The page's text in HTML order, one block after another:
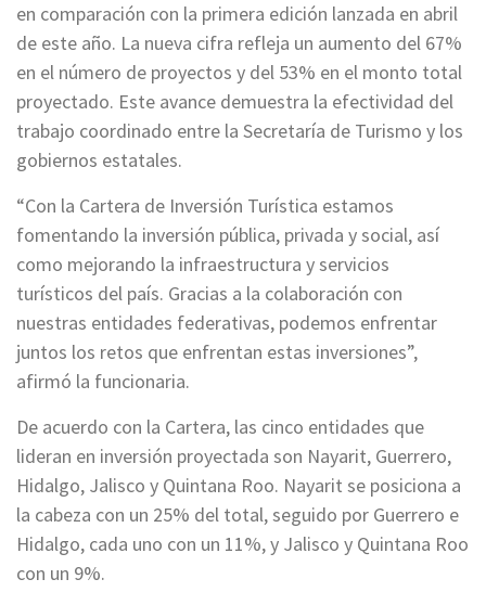
en comparación con la primera edición lanzada en abril
de este año. La nueva cifra refleja un aumento del 67%
en el número de proyectos y del 53% en el monto total
proyectado. Este avance demuestra la efectividad del
trabajo coordinado entre la Secretaría de Turismo y los
gobiernos estatales.
“Con la Cartera de Inversión Turística estamos
fomentando la inversión pública, privada y social, así
como mejorando la infraestructura y servicios
turísticos del país. Gracias a la colaboración con
nuestras entidades federativas, podemos enfrentar
juntos los retos que enfrentan estas inversiones”,
afirmó la funcionaria.
De acuerdo con la Cartera, las cinco entidades que
lideran en inversión proyectada son Nayarit, Guerrero,
Hidalgo, Jalisco y Quintana Roo. Nayarit se posiciona a
la cabeza con un 25% del total, seguido por Guerrero e
Hidalgo, cada uno con un 11%, y Jalisco y Quintana Roo
con un 9%.